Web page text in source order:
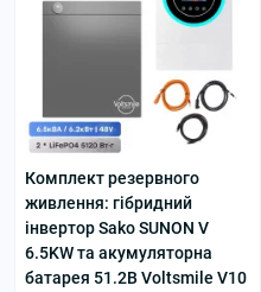
Комплект резервного
живлення: гібридний
інвертор Sako SUNON V
6.5KW та акумуляторна
батарея 51.2В Voltsmile V10